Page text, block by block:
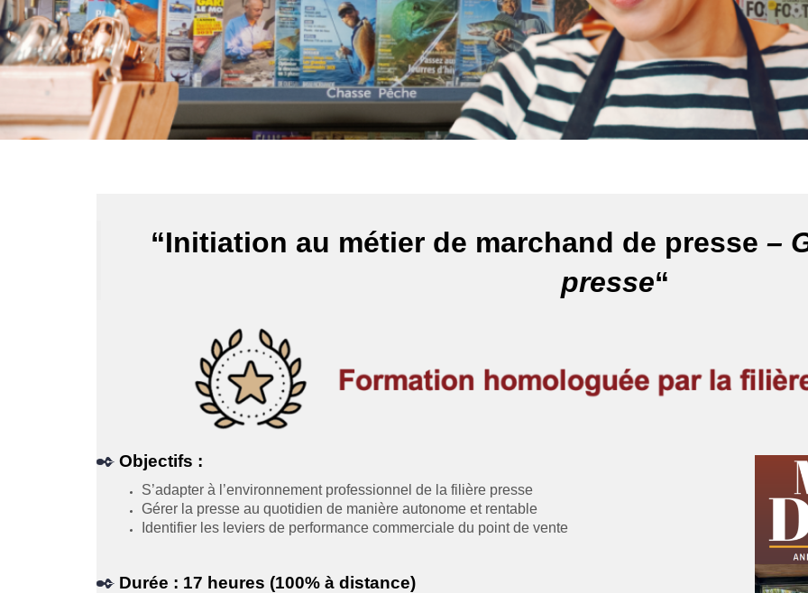
“Initiation au métier de marchand de presse –
presse“
Objectifs :
S’adapter à l’environnement professionnel de la filière presse
Gérer la presse au quotidien de manière autonome et rentable
Identifier les leviers de performance commerciale du point de vente
Durée : 17 heures (100% à distance)